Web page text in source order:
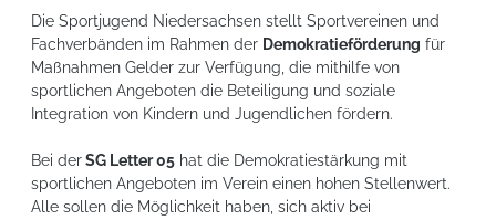
Die Sportjugend Niedersachsen stellt Sportvereinen und
Fachverbänden im Rahmen der Demokratieförderung für
Maßnahmen Gelder zur Verfügung, die mithilfe von
sportlichen Angeboten die Beteiligung und soziale
Integration von Kindern und Jugendlichen fördern.
Bei derSG Letter 05hat die Demokratiestärkung mit
sportlichen Angeboten im Verein einen hohen Stellenwert.
Alle sollen die Möglichkeit haben, sich aktiv bei